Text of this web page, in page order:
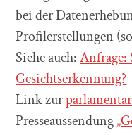
bei der
Profilerstellungen
Siehe auch:Anfrage:
Gesichtserkennung?
Link zur
Presseaussendung